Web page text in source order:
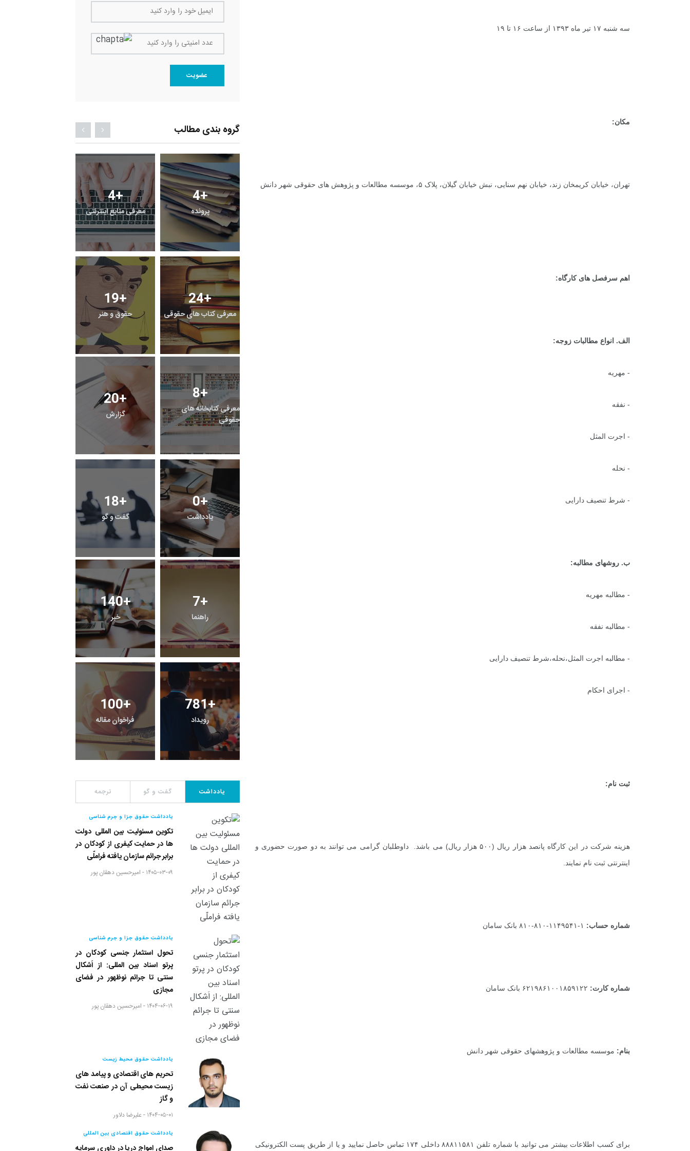
سه شنبه ۱۷ تیر ماه ۱۳۹۳ از ساعت ۱۶ تا ۱۹
مکان:
تهران، خیابان کریمخان زند، خیابان نهم سنایی، نبش خیابان گیلان، پلاک ۵، موسسه مطالعات و پژوهش های حقوقی شهر دانش
اهم سرفصل های کارگاه:
الف. انواع مطالبات زوجه:
- مهریه
- نفقه
- اجرت المثل
- نحله
- شرط تنصیف دارایی
ب. روشهای مطالبه:
- مطالبه مهریه
- مطالبه نفقه
- مطالبه اجرت المثل،نحله،شرط تنصیف دارایی
- اجرای احکام
ثبت نام:
هزینه شرکت در این کارگاه پانصد هزار ریال (۵۰۰ هزار ریال) می باشد. داوطلبان گرامی می توانند به دو صورت حضوری و
اینترنتی ثبت نام نمایند.
شماره حساب: ۱-۱۱۴۹۵۴۱-۸۱۰-۸۱۰ بانک سامان
شماره کارت: ۶۲۱۹۸۶۱۰۰۱۸۵۹۱۲۲ بانک سامان
بنام: موسسه مطالعات و پژوهشهای حقوقی شهر دانش
برای کسب اطلاعات بیشتر می توانید با شماره تلفن ۸۸۸۱۱۵۸۱ داخلی ۱۷۴ تماس حاصل نمایید و یا از طریق پست الکترونیکی
ایمیل خود را وارد کنید
عدد امنیتی را وارد کنید
عضویت
گروه بندی مطالب
4+
معرفی منابع اینترنتی
4+
پرونده
19+
حقوق و هنر
24+
معرفی کتاب های حقوقی
20+
گزارش
8+
معرفی کتابخانه های
حقوقی
18+
گفت و گو
0+
یادداشت
140+
خبر
7+
راهنما
100+
فراخوان مقاله
781+
رویداد
یادداشت گفت و گو ترجمه
یادداشت حقوق جزا و جرم شناسی
تکوین مسئولیت بین المللی دولت
ها در حمایت کیفری از کودکان در
برابر جرائم سازمان یافته فراملّی
۱۴۰۵-۰۳-۰۹ - امیرحسین دهقان پور
یادداشت حقوق جزا و جرم شناسی
تحول استثمار جنسی کودکان در
پرتو اسناد بین المللی: از اَشکال
سنتی تا جرائم نوظهور در فضای
مجازی
۱۴۰۴-۰۶-۱۹ - امیرحسین دهقان پور
یادداشت حقوق محیط زیست
تحریم های اقتصادی و پیامد های
زیست محیطی آن در صنعت نفت
و گاز
۱۴۰۴-۰۵-۰۱ - علیرضا دلاور
یادداشت حقوق اقتصادی بین المللی
صدای امواج دریا در داوری سرمایه